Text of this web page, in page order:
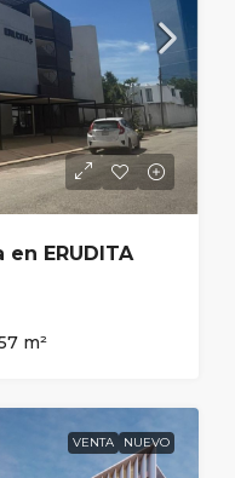
ERUDITA
m²
VENTA NUEVO